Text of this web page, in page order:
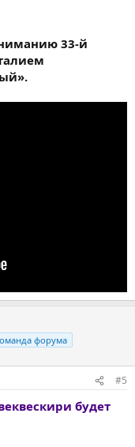
33-й
форума
#5
будет